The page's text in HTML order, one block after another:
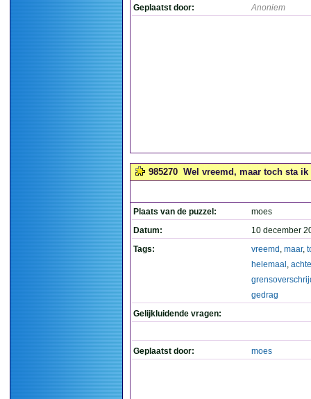
Geplaatst door: Anoniem
985270 Wel vreemd, maar toch sta
Plaats van de puzzel:
moes
Datum:
10 december
Tags:
vreemd , maar,
helemaal ,
gedrag
Gelijkluidende vragen:
Geplaatst door: moes